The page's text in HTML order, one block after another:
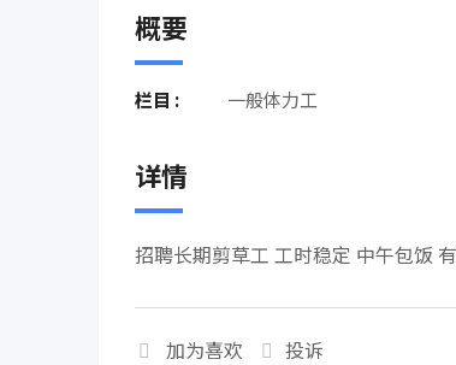
概要
栏目 : 一般体力工
详情
招聘长期剪草工 工时稳定 中午包饭
加为喜欢 投诉